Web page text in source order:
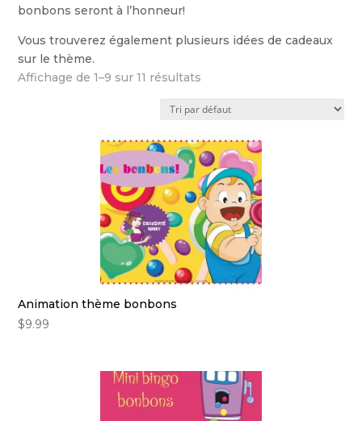
bonbons seront à l’honneur!
Vous trouverez également plusieurs idées de cadeaux
sur le thème.
Affichage de 1–9 sur 11 résultats
Animation thème bonbons
$9.99